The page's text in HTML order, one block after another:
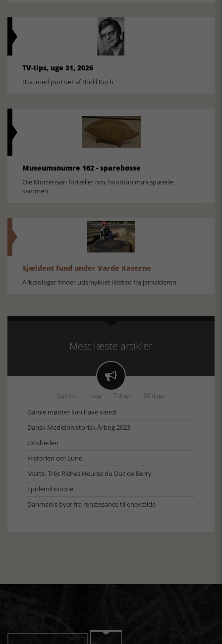
TV-tips, uge 31, 2026
Bl.a. med portræt af Bodil Koch
Museumsnumre 162 - sparebøsse
Ole Mortensøn fortæller om, hvordan man sparede
sammen
Sjældent fund under Varde Kaserne
Arkæologer finder udsmykket ildsted fra jernalderen
Mest læste artikler

Lige nu I dag 7 dage 28 dage
Gamle mønter kan have værdi
Dansk Medicinhistorisk Årbog 2023
Uvisheden
Historien om Lund
Marts. Très Riches Heures du Duc de Berry
Epidemihistorie
Danmarks byer fra renæssance til enevælde